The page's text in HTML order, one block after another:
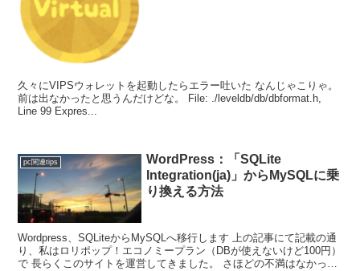
久々にVIPSウォレットを起動したらエラー吐いた なんじゃこりゃ。
前は出なかったと思うんだけどな。 File: ./leveldb/db/dbformat.h,
Line 99 Expres...
pc関連tips
WordPress：「SQLite
Integration(ja)」からMySQLに乗
り換える方法
Wordpress、SQLiteからMySQLへ移行します 上の記事にて記載の通
り、私はロリポップ！エコノミープラン（DBが使えないけど100円）
で 長らくこのサイトを運営してきました。 さほどの不満はなかった